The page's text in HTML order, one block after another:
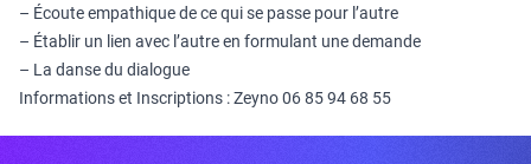
– Écoute empathique de ce qui se passe pour l’autre
– Établir un lien avec l’autre en formulant une demande
– La danse du dialogue
Informations et Inscriptions : Zeyno 06 85 94 68 55